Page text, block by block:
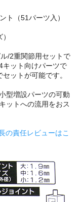
ト（51パーツ入）
/2重関節用セットで
キット向けパーツで
ットが可能です。
型増設パーツの可動
ットへの流用をおス
の責任レビューはこ